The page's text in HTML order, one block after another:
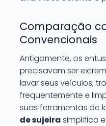
Comparação
Convencionais
Antigamente, os
precisavam ser
lavar seus veículos,
frequentemente e
suas ferramentas de
de sujeira simplifica